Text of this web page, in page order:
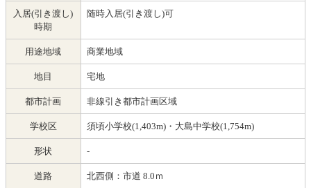
入居(引き渡し)
時期
随時入居(引き渡し)可
用途地域 商業地域
地目 宅地
都市計画 非線引き都市計画区域
学校区 須頃小学校(1,403m)・大島中学校(1,754m)
形状 -
道路 北西側：市道 8.0ｍ